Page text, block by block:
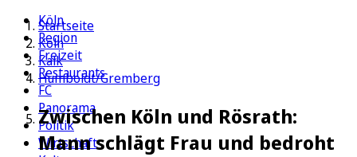
Köln
Region
Freizeit
Restaurants
FC
Panorama
Politik
Wirtschaft
Startseite
Köln
Kalk
Humboldt/Gremberg
Zwischen Köln und Rösrath:
Mann schlägt Frau und bedroht